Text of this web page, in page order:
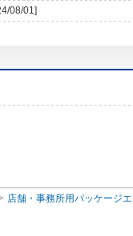
08/01]
店舗・事務所用パッケージ